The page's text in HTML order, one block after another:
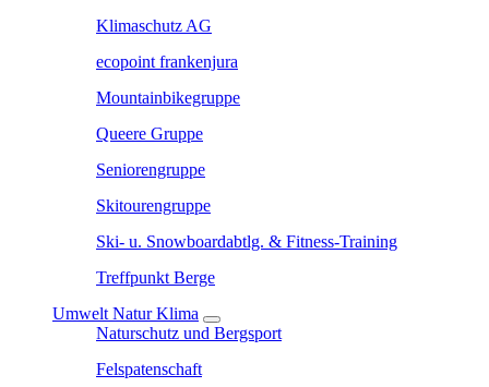
Klimaschutz AG
ecopoint frankenjura
Mountainbikegruppe
Queere Gruppe
Seniorengruppe
Skitourengruppe
Ski- u. Snowboardabtlg. & Fitness-Training
Treffpunkt Berge
Umwelt Natur Klima
Naturschutz und Bergsport
Felspatenschaft